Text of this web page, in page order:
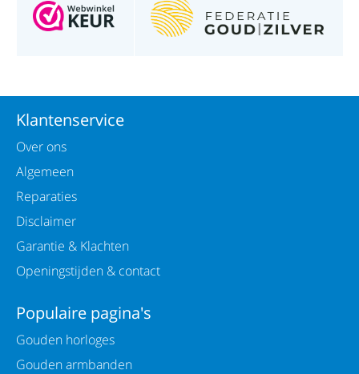
Klantenservice
Over ons
Algemeen
Reparaties
Disclaimer
Garantie & Klachten
Openingstijden & contact
Populaire pagina's
Gouden horloges
Gouden armbanden